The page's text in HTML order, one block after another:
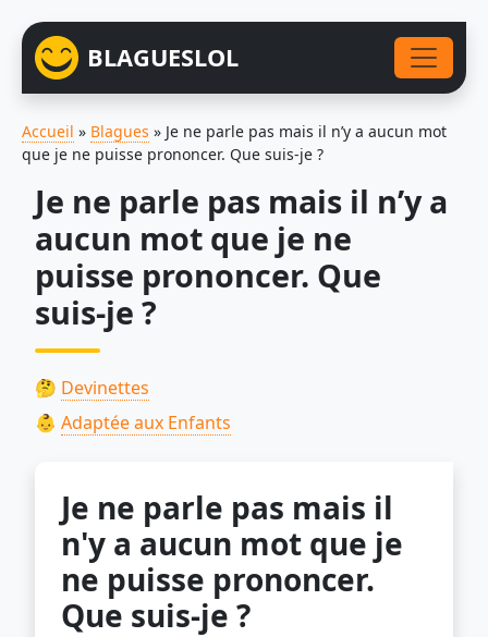
BLAGUESLOL
Accueil » Blagues » Je ne parle pas mais il n’y a aucun mot
que je ne puisse prononcer. Que suis-je ?
Je ne parle pas mais il n’y a
aucun mot que je ne
puisse prononcer. Que
suis-je ?
🤔 Devinettes
👶 Adaptée aux Enfants
Je ne parle pas mais il
n'y a aucun mot que je
ne puisse prononcer.
Que suis-je ?